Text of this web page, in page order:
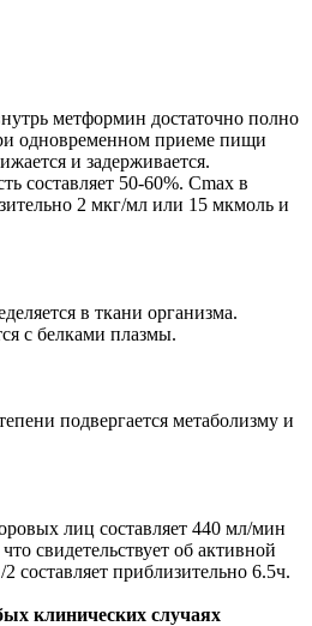
метформин достаточно полно
одновременном приеме пищи
и задерживается.
составляет 50-60%. Cmax в
2 мкг/мл или 15 мкмоль и
в ткани организма.
с белками плазмы.
подвергается метаболизму и
лиц составляет 440 мл/мин
свидетельствует об активной
составляет приблизительно 6.5ч.
клинических случаях